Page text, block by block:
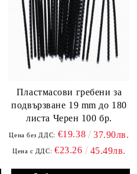
Пластмасови гребени за
подвързване 19 mm до 180
листа Черен 100 бр.
Цена без ДДС: €19.38 37.90лв.
Цена с ДДС: €23.26 45.49лв.